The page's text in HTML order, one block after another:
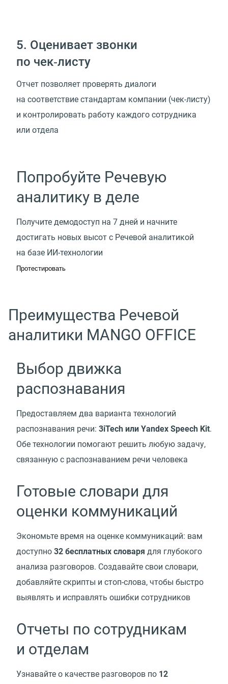
5. Оценивает звонки
по чек‑листу
Отчет позволяет проверять диалоги
на соответствие стандартам компании (чек-листу)
и контролировать работу каждого сотрудника
или отдела
Попробуйте Речевую
аналитику в деле
Получите демодоступ на 7 дней и начните
достигать новых высот с Речевой аналитикой
на базе ИИ-технологии
Протестировать
Преимущества Речевой
аналитики MANGO OFFICE
Выбор движка
распознавания
Предоставляем два варианта технологий
распознавания речи: 3iTech или Yandex Speech Kit.
Обе технологии помогают решить любую задачу,
связанную с распознаванием речи человека
Готовые словари для
оценки коммуникаций
Экономьте время на оценке коммуникаций: вам
доступно 32 бесплатных словаря для глубокого
анализа разговоров. Создавайте свои словари,
добавляйте скрипты и стоп-слова, чтобы быстро
выявлять и исправлять ошибки сотрудников
Отчеты по сотрудникам
и отделам
Узнавайте о качестве разговоров по 12